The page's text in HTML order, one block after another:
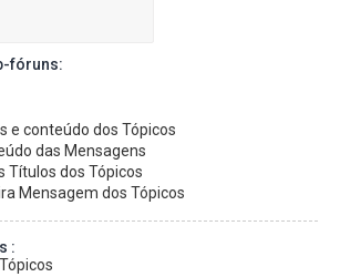
fóruns:
e conteúdo dos Tópicos
das Mensagens
Títulos dos Tópicos
Mensagem dos Tópicos
:
Tópicos